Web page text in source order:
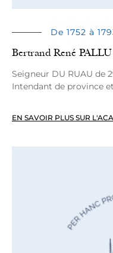
De 1752 à
Bertrand René PALLU
Seigneur DU RUAU de
Intendant de province
EN SAVOIR PLUS SUR